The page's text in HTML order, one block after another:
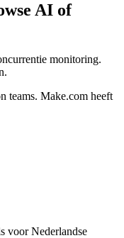
AI of
monitoring.
teams. Make.com heeft
voor Nederlandse